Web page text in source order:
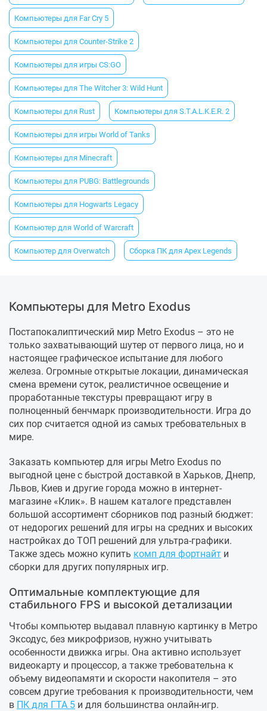
Компьютеры для Far Cry 5
Компьютеры для Counter-Strike 2
Компьютеры для игры CS:GO
Компьютеры для The Witcher 3: Wild Hunt
Компьютеры для Rust Компьютеры для S.T.A.L.K.E.R. 2
Компьютеры для игры World of Tanks
Компьютеры для Minecraft
Компьютеры для PUBG: Battlegrounds
Компьютеры для Hogwarts Legacy
Компьютер для World of Warcraft
Компьютер для Overwatch Сборка ПК для Apex Legends
Компьютеры для Metro Exodus
Постапокалиптический мир Metro Exodus – это не
только захватывающий шутер от первого лица, но и
настоящее графическое испытание для любого
железа. Огромные открытые локации, динамическая
смена времени суток, реалистичное освещение и
проработанные текстуры превращают игру в
полноценный бенчмарк производительности. Игра до
сих пор считается одной из самых требовательных в
мире.
Заказать компьютер для игры Metro Exodus по
выгодной цене с быстрой доставкой в Харьков, Днепр,
Львов, Киев и другие города можно в интернет-
магазине «Клик». В нашем каталоге представлен
большой ассортимент сборников под разный бюджет:
от недорогих решений для игры на средних и высоких
настройках до ТОП решений для ультра-графики.
Также здесь можно купить комп для фортнайт и
сборки для других популярных игр.
Оптимальные комплектующие для
стабильного FPS и высокой детализации
Чтобы компьютер выдавал плавную картинку в Метро
Эксодус, без микрофризов, нужно учитывать
особенности движка игры. Она активно использует
видеокарту и процессор, а также требовательна к
объему видеопамяти и скорости накопителя – это
совсем другие требования к производительности, чем
в ПК для ГТА 5 и для большинства онлайн-игр.